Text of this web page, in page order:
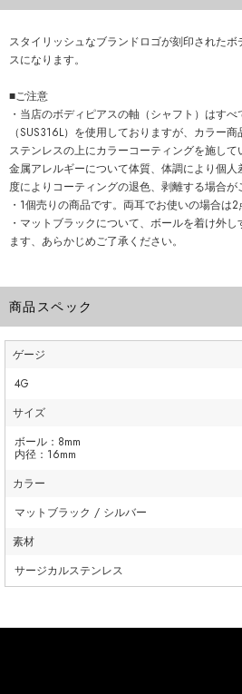
スタイリッシュなブランドロゴが刻印された
スになります。
■ご注意
・当店のボディピアスの軸（シャフト）はす
（SUS316L）を使用しておりますが、カラー
ステンレスの上にカラーコーティングを施して
金属アレルギーについて体質、体調により個
度によりコーティングの退色、剥離する場合が
・1個売りの商品です。両耳でお使いの場合は2
・マットブラックについて、ボールを着け外
ます、あらかじめご了承ください。
商品スペック
ゲージ
4G
サイズ
ボール：8mm
内径：16mm
カラー
マットブラック / シルバー
素材
サージカルステンレス